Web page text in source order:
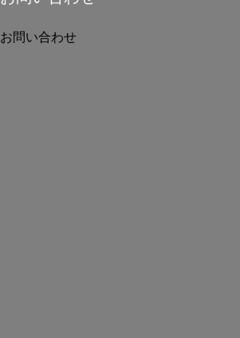
お問い合わせ